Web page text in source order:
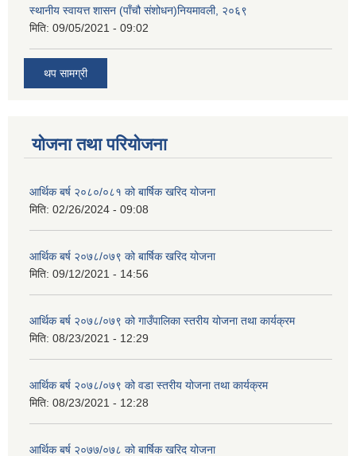
स्थानीय स्वायत्त शासन (पाँचौ संशोधन)नियमावली, २०६९
मिति: 09/05/2021 - 09:02
थप सामग्री
योजना तथा परियोजना
आर्थिक बर्ष २०८०/०८१ को बार्षिक खरिद योजना
मिति: 02/26/2024 - 09:08
आर्थिक बर्ष २०७८/०७९ को बार्षिक खरिद योजना
मिति: 09/12/2021 - 14:56
आर्थिक बर्ष २०७८/०७९ को गाउँपालिका स्तरीय योजना तथा कार्यक्रम
मिति: 08/23/2021 - 12:29
आर्थिक बर्ष २०७८/०७९ को वडा स्तरीय योजना तथा कार्यक्रम
मिति: 08/23/2021 - 12:28
आर्थिक बर्ष २०७७/०७८ को बार्षिक खरिद योजना